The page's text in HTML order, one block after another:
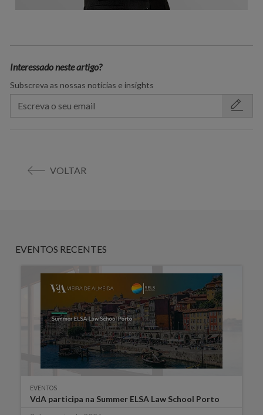
Interessado neste artigo?
Subscreva as nossas notícias e insights
VOLTAR
EVENTOS RECENTES
EVENTOS
VdA participa na Summer ELSA Law School Porto